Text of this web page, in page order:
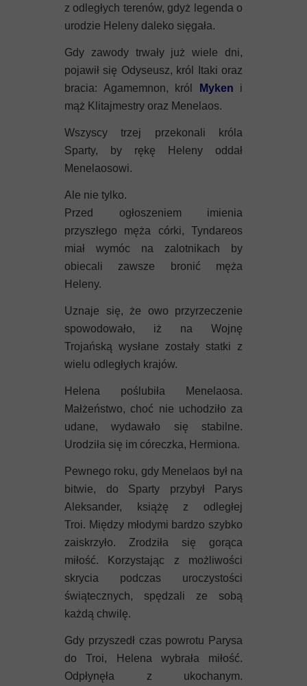
z odległych terenów, gdyż legenda o
urodzie Heleny daleko sięgała.
Gdy zawody trwały już wiele dni,
pojawił się Odyseusz, król Itaki oraz
bracia: Agamemnon, król
Myken i
mąż Klitajmestry oraz Menelaos.
Wszyscy trzej przekonali króla
Sparty, by rękę Heleny oddał
Menelaosowi.
Ale nie tylko.
Przed ogłoszeniem imienia
przyszłego męża córki, Tyndareos
miał wymóc na zalotnikach by
obiecali zawsze bronić męża
Heleny.
Uznaje się, że owo przyrzeczenie
spowodowało, iż na Wojnę
Trojańską wysłane zostały statki z
wielu odległych krajów.
Helena poślubiła Menelaosa.
Małżeństwo, choć nie uchodziło za
udane, wydawało się stabilne.
Urodziła się im córeczka, Hermiona.
Pewnego roku, gdy Menelaos był na
bitwie, do Sparty przybył Parys
Aleksander, książę z odległej
Troi. Między młodymi bardzo szybko
zaiskrzyło. Zrodziła się gorąca
miłość. Korzystając z możliwości
skrycia podczas uroczystości
świątecznych, spędzali ze sobą
każdą chwilę.
Gdy przyszedł czas powrotu Parysa
do Troi, Helena wybrała miłość.
Odpłynęła z ukochanym.